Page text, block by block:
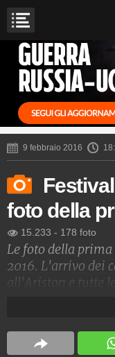
9 febbraio 2016
foto della
15.233 - 178 foto
Le foto della
2016. L'arrivo dei
all'Ariston e tutte
Spettacolo
4.053.389.971